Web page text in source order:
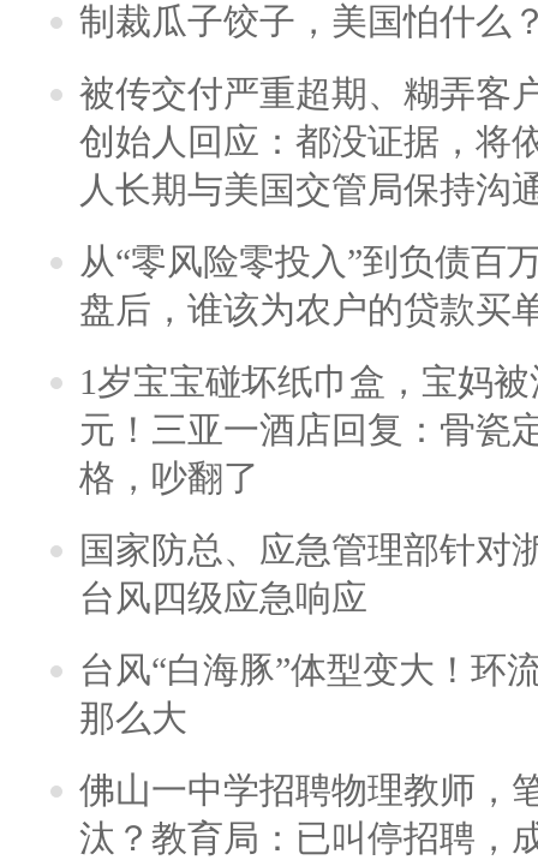
制裁瓜子饺子，美国怕什么
被传交付严重超期、糊弄客
创始人回应：都没证据，将
人长期与美国交管局保持沟
从“零风险零投入”到负债百
盘后，谁该为农户的贷款买
1岁宝宝碰坏纸巾盒，宝妈
元！三亚一酒店回复：骨瓷
格，吵翻了
国家防总、应急管理部针对
台风四级应急响应
台风“白海豚”体型变大！环
那么大
佛山一中学招聘物理教师，
汰？教育局：已叫停招聘，